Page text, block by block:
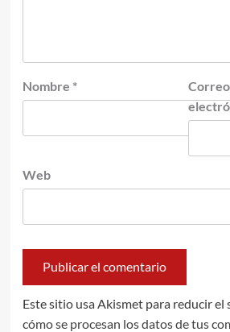
Nombre *
Correo
Web
Este sitio usa Akismet para reducir el
cómo se procesan los datos de tus